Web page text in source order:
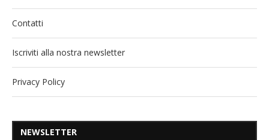
Contatti
Iscriviti alla nostra newsletter
Privacy Policy
NEWSLETTER